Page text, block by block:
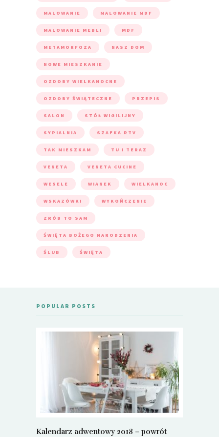
MALOWANIE MALOWANIE MDF
MALOWANIE MEBLI MDF
METAMORFOZA NASZ DOM
NOWE MIESZKANIE
OZDOBY WIELKANOCNE
OZDOBY ŚWIĄTECZNE PRZEPIS
SALON STÓŁ WIGILIJNY
SYPIALNIA SZAFKA RTV
TAK MIESZKAM TU I TERAZ
VENETA VENETA CUCINE
WESELE WIANEK WIELKANOC
WSKAZÓWKI WYKOŃCZENIE
ZRÓB TO SAM
ŚWIĘTA BOŻEGO NARODZENIA
ŚLUB ŚWIĘTA
POPULAR POSTS
Kalendarz adwentowy 2018 – powrót